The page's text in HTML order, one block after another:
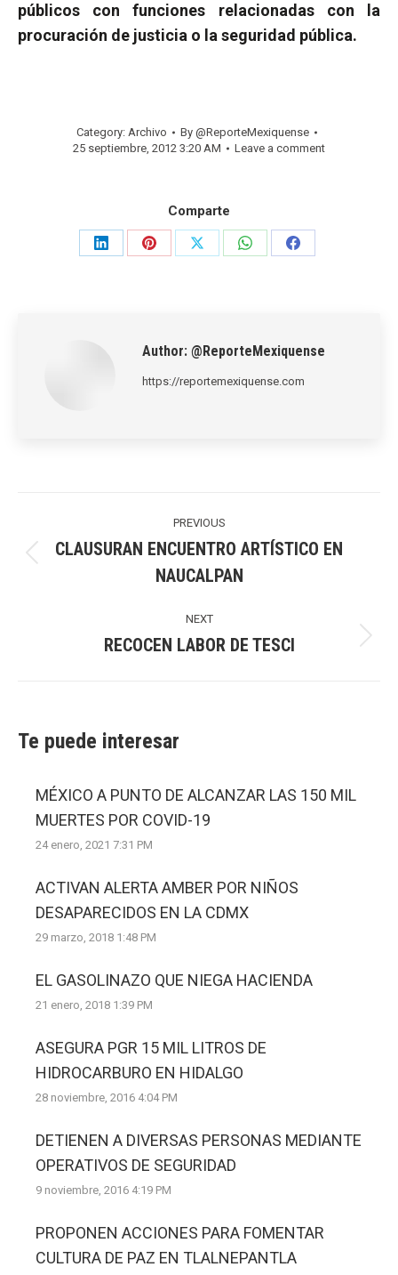
públicos con funciones relacionadas con la
procuración de justicia o la seguridad pública.
Category: Archivo By @ReporteMexiquense
25 septiembre, 2012 3:20 AM
Leave a comment
Comparte
Share
Share
Share
Share
Share
Author: @ReporteMexiquense
https://reportemexiquense.com
PREVIOUS
post:
CLAUSURAN ENCUENTRO ARTÍSTICO EN
NAUCALPAN
NEXT
Next
RECOCEN LABOR DE TESCI
Te puede interesar
MÉXICO A PUNTO DE ALCANZAR LAS 150 MIL
MUERTES POR COVID-19
24 enero, 2021 7:31 PM
ACTIVAN ALERTA AMBER POR NIÑOS
DESAPARECIDOS EN LA CDMX
29 marzo, 2018 1:48 PM
EL GASOLINAZO QUE NIEGA HACIENDA
21 enero, 2018 1:39 PM
ASEGURA PGR 15 MIL LITROS DE
HIDROCARBURO EN HIDALGO
28 noviembre, 2016 4:04 PM
DETIENEN A DIVERSAS PERSONAS MEDIANTE
OPERATIVOS DE SEGURIDAD
9 noviembre, 2016 4:19 PM
PROPONEN ACCIONES PARA FOMENTAR
CULTURA DE PAZ EN TLALNEPANTLA